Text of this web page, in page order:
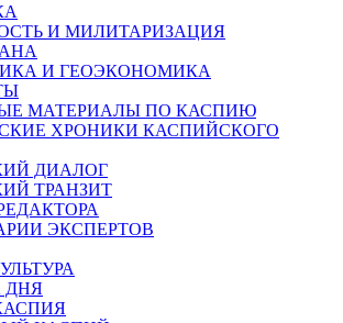
И МИЛИТАРИЗАЦИЯ
И ГЕОЭКОНОМИКА
МАТЕРИАЛЫ ПО КАСПИЮ
ХРОНИКИ КАСПИЙСКОГО
ДИАЛОГ
ТРАНЗИТ
ЭКСПЕРТОВ
ДНЯ